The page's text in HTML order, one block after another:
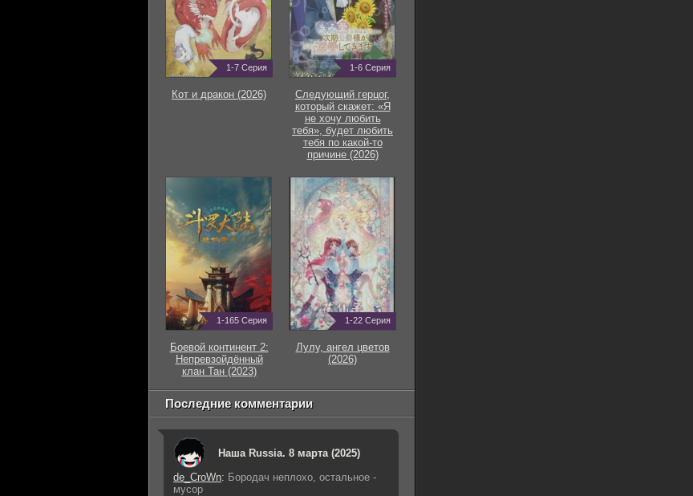
1-7 Серия
Кот и дракон (2026)
1-6 Серия
Следующий герцог,
который скажет: «Я
не хочу любить
тебя», будет любить
тебя по какой-то
причине (2026)
1-165 Серия
Боевой континент 2:
Непревзойдённый
клан Тан (2023)
1-22 Серия
Лулу, ангел цветов
(2026)
Последние комментарии
Наша Russia. 8 марта (2025)
de_CroWn: Бородач неплохо, остальное -
мусор